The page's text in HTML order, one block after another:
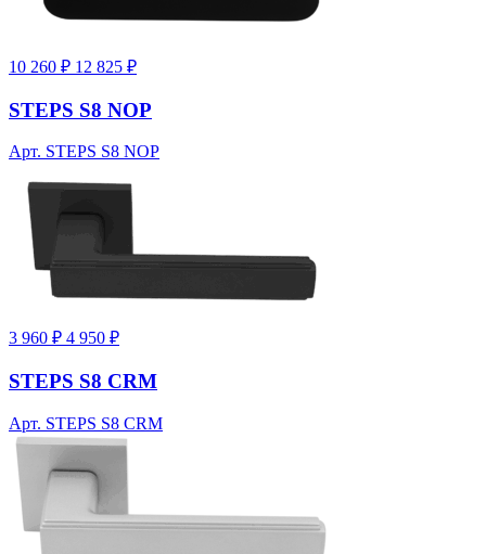
10 260 ₽ 12 825 ₽
STEPS S8 NOP
Арт. STEPS S8 NOP
3 960 ₽ 4 950 ₽
STEPS S8 CRM
Арт. STEPS S8 CRM